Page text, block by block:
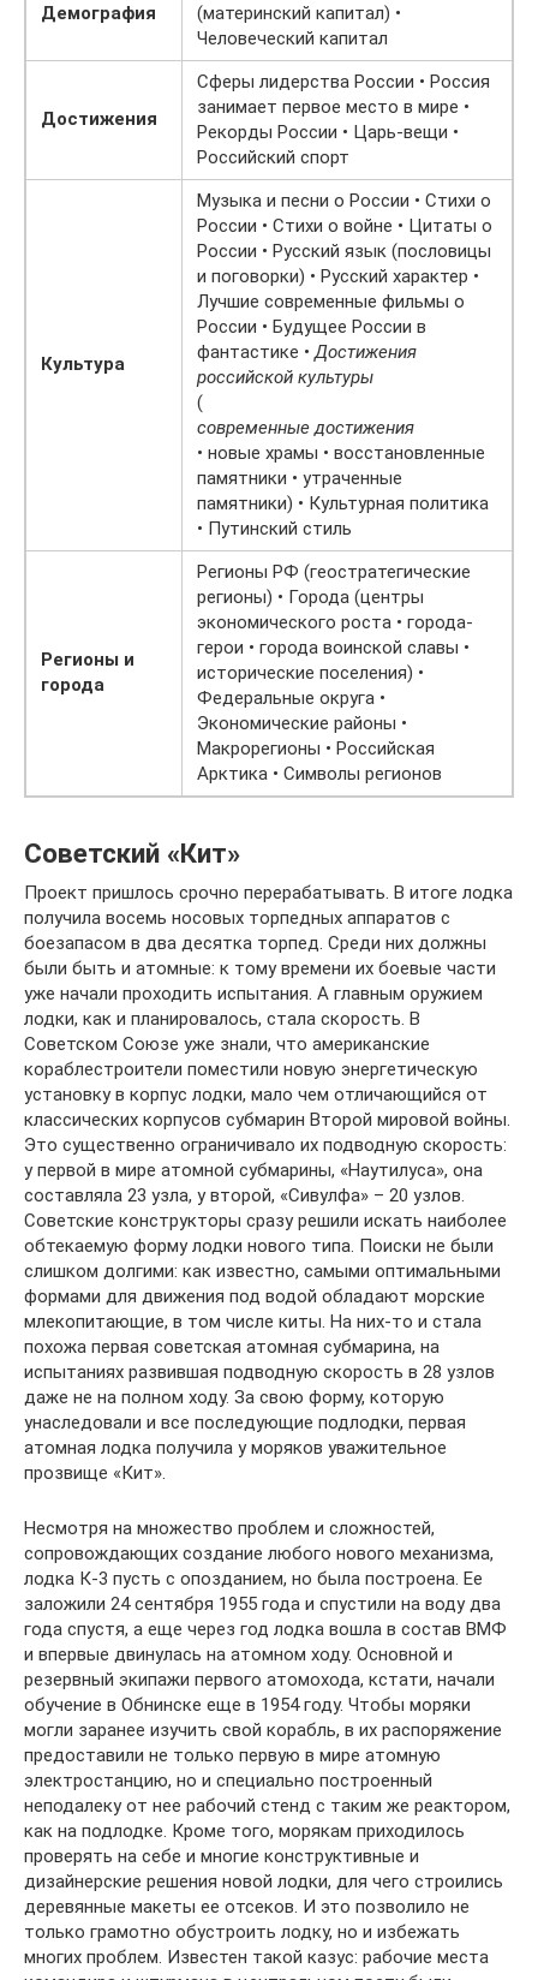
Демография
(материнский капитал) •
Человеческий капитал
Достижения
Сферы лидерства России • Россия
занимает первое место в мире •
Рекорды России • Царь-вещи •
Российский спорт
Культура
Музыка и песни о России • Стихи о
России • Стихи о войне • Цитаты о
России • Русский язык (пословицы
и поговорки) • Русский характер •
Лучшие современные фильмы о
России • Будущее России в
фантастике •Достижения
российской культуры
(
современные достижения
• новые храмы • восстановленные
памятники • утраченные
памятники) • Культурная политика
• Путинский стиль
Регионы и
города
Регионы РФ (геостратегические
регионы) • Города (центры
экономического роста • города-
герои • города воинской славы •
исторические поселения) •
Федеральные округа •
Экономические районы •
Макрорегионы • Российская
Арктика • Символы регионов
Советский «Кит»
Проект пришлось срочно перерабатывать. В итоге лодка
получила восемь носовых торпедных аппаратов с
боезапасом в два десятка торпед. Среди них должны
были быть и атомные: к тому времени их боевые части
уже начали проходить испытания. А главным оружием
лодки, как и планировалось, стала скорость. В
Советском Союзе уже знали, что американские
кораблестроители поместили новую энергетическую
установку в корпус лодки, мало чем отличающийся от
классических корпусов субмарин Второй мировой войны.
Это существенно ограничивало их подводную скорость:
у первой в мире атомной субмарины, «Наутилуса», она
составляла 23 узла, у второй, «Сивулфа» – 20 узлов.
Советские конструкторы сразу решили искать наиболее
обтекаемую форму лодки нового типа. Поиски не были
слишком долгими: как известно, самыми оптимальными
формами для движения под водой обладают морские
млекопитающие, в том числе киты. На них-то и стала
похожа первая советская атомная субмарина, на
испытаниях развившая подводную скорость в 28 узлов
даже не на полном ходу. За свою форму, которую
унаследовали и все последующие подлодки, первая
атомная лодка получила у моряков уважительное
прозвище «Кит».
Несмотря на множество проблем и сложностей,
сопровождающих создание любого нового механизма,
лодка К-3 пусть с опозданием, но была построена. Ее
заложили 24 сентября 1955 года и спустили на воду два
года спустя, а еще через год лодка вошла в состав ВМФ
и впервые двинулась на атомном ходу. Основной и
резервный экипажи первого атомохода, кстати, начали
обучение в Обнинске еще в 1954 году. Чтобы моряки
могли заранее изучить свой корабль, в их распоряжение
предоставили не только первую в мире атомную
электростанцию, но и специально построенный
неподалеку от нее рабочий стенд с таким же реактором,
как на подлодке. Кроме того, морякам приходилось
проверять на себе и многие конструктивные и
дизайнерские решения новой лодки, для чего строились
деревянные макеты ее отсеков. И это позволило не
только грамотно обустроить лодку, но и избежать
многих проблем. Известен такой казус: рабочие места